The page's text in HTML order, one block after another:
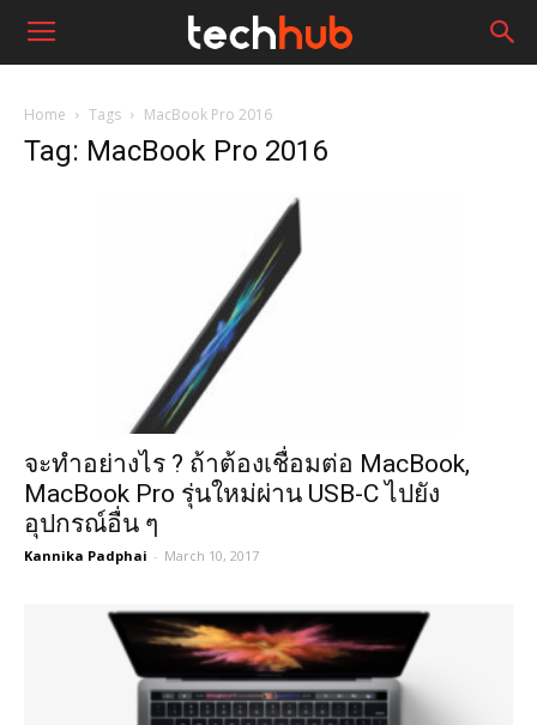
Home Tags MacBook Pro 2016
Tag: MacBook Pro 2016
จะทำอย่างไร ? ถ้าต้องเชื่อมต่อ MacBook,
MacBook Pro รุ่นใหม่ผ่าน USB-C ไปยัง
อุปกรณ์อื่น ๆ
Kannika Padphai - March 10, 2017